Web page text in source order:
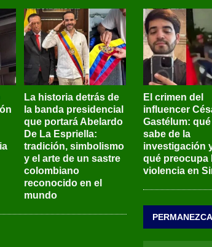
La historia detrás de
la banda presidencial
que portará Abelardo
De La Espriella:
tradición, simbolismo
y el arte de un sastre
colombiano
reconocido en el
mundo
El crimen del
influencer
Gastélum:
sabe de la
investigación
qué preocupa
violencia en